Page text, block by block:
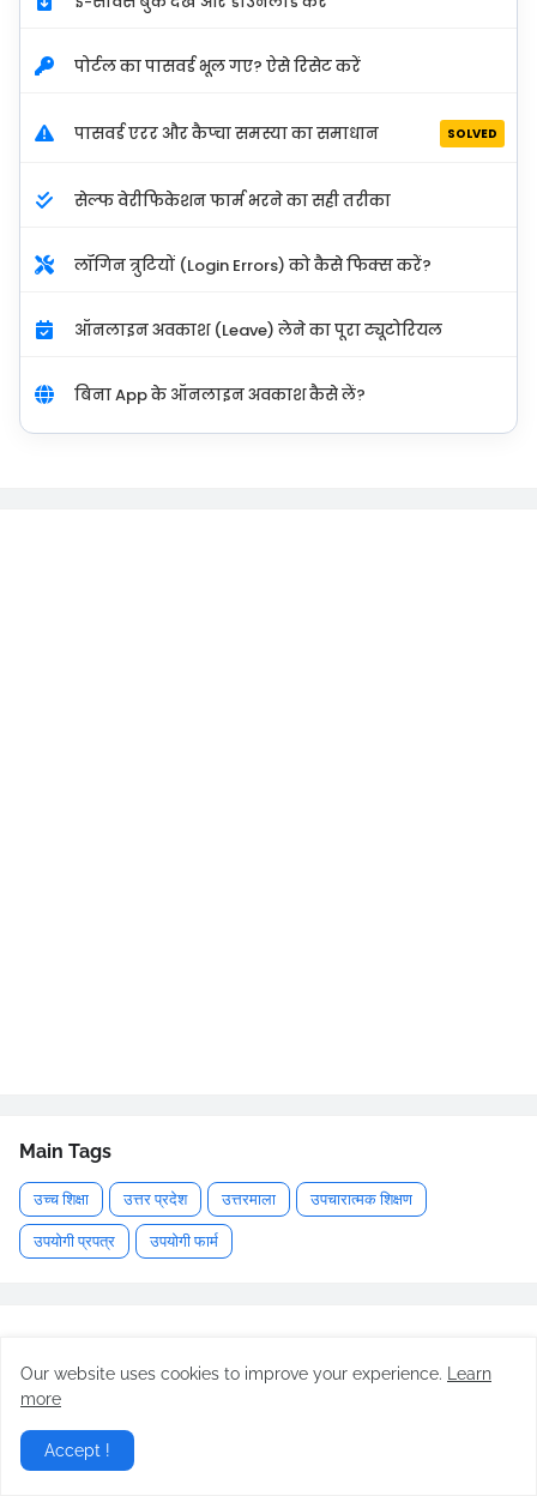
पोर्टल का पासवर्ड भूल गए? ऐसे रिसेट करें
पासवर्ड एरर और कैप्चा समस्या का समाधान SOLVED
सेल्फ वेरीफिकेशन फार्म भरने का सही तरीका
लॉगिन त्रुटियों (Login Errors) को कैसे फिक्स करें?
ऑनलाइन अवकाश (Leave) लेने का पूरा ट्यूटोरियल
बिना App के ऑनलाइन अवकाश कैसे लें?
Main Tags
उच्च शिक्षा उत्तर प्रदेश उत्तरमाला उपचारात्मक शिक्षण
उपयोगी प्रपत्र उपयोगी फार्म
उत्तर प्रदेश बेसिक शिक्षा विभाग की हर बड़ी खबर अब आपकी मुट्ठी में! 📱 चाहे
प्राइमरी का मास्टर से जुड़ी अपडेट्स हों, नवीनतम शासनादेश या शिक्षामित्र न्यूज़, हम
लाते हैं आप तक सबसे सटीक और तेज़ जानकारी। बेसिक शिक्षा परिवार के साथ हमेशा
Our website uses cookies to improve your experience.
Learn
more
Accept !